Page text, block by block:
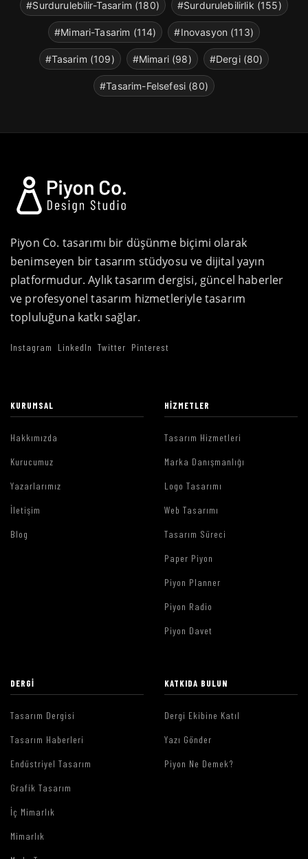
#Surdurulebilir-Tasarim (180) #Surdurulebilirlik (155)
#Mimari-Tasarim (114) #Inovasyon (113)
#Tasarim (109) #Mimari (98) #Dergi (80)
#Tasarim-Felsefesi (80)
Piyon Co. tasarımı bir düşünme biçimi olarak
benimseyen bir tasarım stüdyosu ve dijital yayın
platformudur. Aylık tasarım dergisi, güncel haberler
ve profesyonel tasarım hizmetleriyle tasarım
topluluğuna katkı sağlar.
Instagram LinkedIn Twitter Pinterest
KURUMSAL
Hakkımızda
Kurucumuz
Yazarlarımız
İletişim
Blog
HIZMETLER
Tasarım Hizmetleri
Marka Danışmanlığı
Logo Tasarımı
Web Tasarımı
Tasarım Süreci
Paper Piyon
Piyon Planner
Piyon Radio
Piyon Davet
DERGI
Tasarım Dergisi
Tasarım Haberleri
Endüstriyel Tasarım
Grafik Tasarım
İç Mimarlık
Mimarlık
KATKIDA BULUN
Dergi Ekibine Katıl
Yazı Gönder
Piyon Ne Demek?